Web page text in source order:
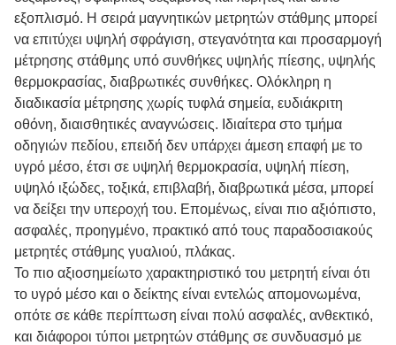
εξοπλισμό. Η σειρά μαγνητικών μετρητών στάθμης μπορεί
να επιτύχει υψηλή σφράγιση, στεγανότητα και προσαρμογή
μέτρησης στάθμης υπό συνθήκες υψηλής πίεσης, υψηλής
θερμοκρασίας, διαβρωτικές συνθήκες. Ολόκληρη η
διαδικασία μέτρησης χωρίς τυφλά σημεία, ευδιάκριτη
οθόνη, διαισθητικές αναγνώσεις. Ιδιαίτερα στο τμήμα
οδηγιών πεδίου, επειδή δεν υπάρχει άμεση επαφή με το
υγρό μέσο, ​​έτσι σε υψηλή θερμοκρασία, υψηλή πίεση,
υψηλό ιξώδες, τοξικά, επιβλαβή, διαβρωτικά μέσα, μπορεί
να δείξει την υπεροχή του. Επομένως, είναι πιο αξιόπιστο,
ασφαλές, προηγμένο, πρακτικό από τους παραδοσιακούς
μετρητές στάθμης γυαλιού, πλάκας.
Το πιο αξιοσημείωτο χαρακτηριστικό του μετρητή είναι ότι
το υγρό μέσο και ο δείκτης είναι εντελώς απομονωμένα,
οπότε σε κάθε περίπτωση είναι πολύ ασφαλές, ανθεκτικό,
και διάφοροι τύποι μετρητών στάθμης σε συνδυασμό με